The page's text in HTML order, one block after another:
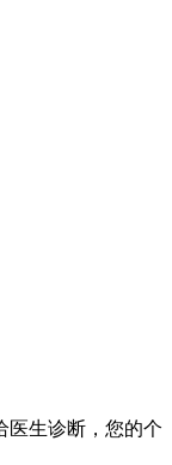
医生诊断，您的个